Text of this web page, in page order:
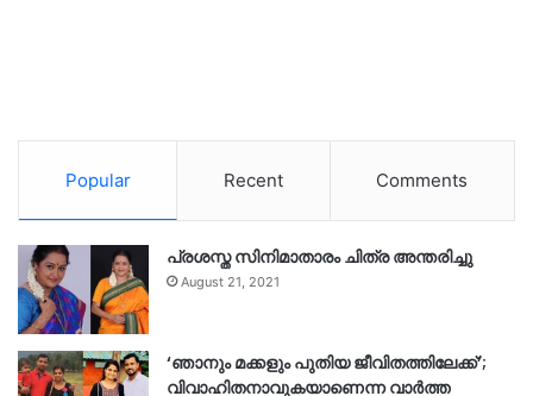
Popular Recent Comments
പ്രശസ്ത സിനിമാതാരം ചിത്ര അന്തരിച്ചു
August 21, 2021
‘ഞാനും മക്കളും പുതിയ ജീവിതത്തിലേക്ക്’;
വിവാഹിതനാവുകയാണെന്ന വാർത്ത